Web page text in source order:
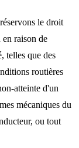
le droit
raison de
telles que des
routières
atteinte d'un
mécaniques du
ou tout